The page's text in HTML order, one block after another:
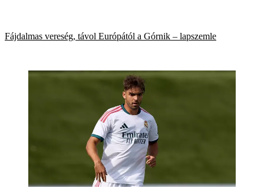
Fájdalmas vereség, távol Európától a Górnik – lapszemle